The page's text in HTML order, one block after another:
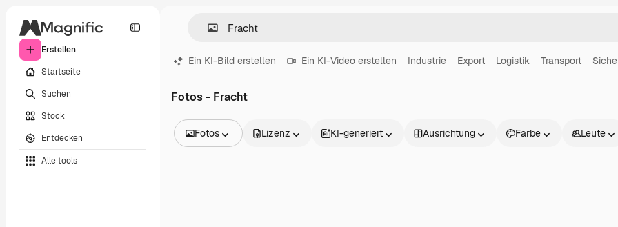
Erstellen
Startseite
Suchen
Stock
Entdecken
Alle tools
Ein KI-Bild erstellen Ein KI-Video erstellen Industrie Export Logistik Transport
Fotos - Fracht
Fotos Lizenz KI-generiert Ausrichtung Farbe Leute